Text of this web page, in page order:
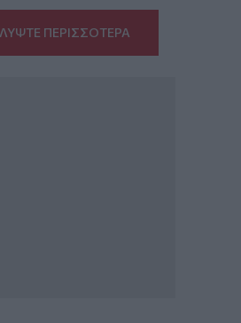
ΠΕΡΙΣΣΟΤΕΡΑ